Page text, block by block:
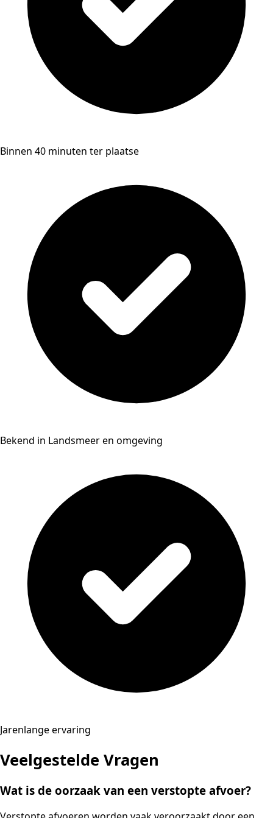
Binnen 40 minuten ter plaatse
Bekend in Landsmeer en omgeving
Jarenlange ervaring
Veelgestelde Vragen
Wat is de oorzaak van een verstopte afvoer?